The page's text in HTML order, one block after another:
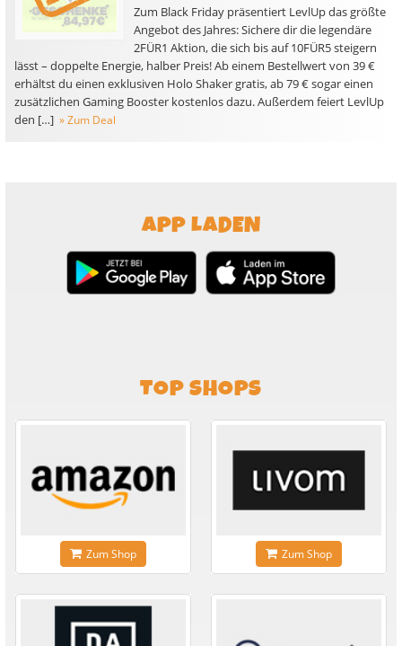
Zum Black Friday präsentiert LevlUp das größte
Angebot des Jahres: Sichere dir die legendäre
2FÜR1 Aktion, die sich bis auf 10FÜR5 steigern
lässt – doppelte Energie, halber Preis! Ab einem Bestellwert von 39 €
erhältst du einen exklusiven Holo Shaker gratis, ab 79 € sogar einen
zusätzlichen Gaming Booster kostenlos dazu. Außerdem feiert LevlUp
den […] » Zum Deal
APP LADEN
TOP SHOPS
Zum Shop Zum Shop